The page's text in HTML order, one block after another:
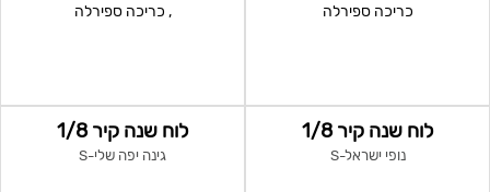
כריכה ספירלה
, כריכה ספירלה
לוח שנה קיר 1/8
נופי ישראל-S
לוח שנה קיר 1/8
גינה יפה שלי-S